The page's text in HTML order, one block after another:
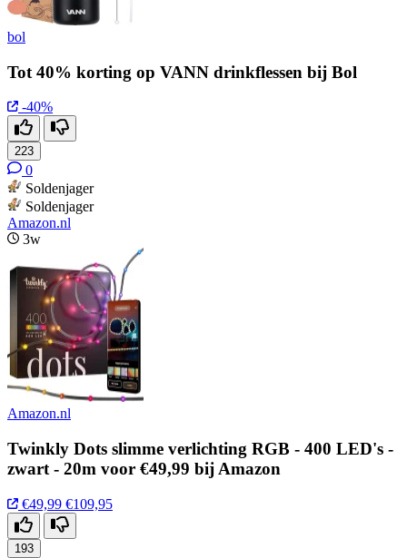
bol
Tot 40% korting op VANN drinkflessen bij Bol
-40%
223
0
Soldenjager
Soldenjager
Amazon.nl
3w
Amazon.nl
Twinkly Dots slimme verlichting RGB - 400 LED's -
zwart - 20m voor €49,99 bij Amazon
€49,99 €109,95
193